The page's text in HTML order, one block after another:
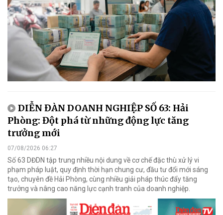
DIỄN ĐÀN DOANH NGHIỆP SỐ 63: Hải
Phòng: Đột phá từ những động lực tăng
trưởng mới
07/08/2026 06:27
Số 63 DĐDN tập trung nhiều nội dung về cơ chế đặc thù xử lý vi
phạm pháp luật, quy định thời hạn chung cư, đầu tư đổi mới sáng
tạo, chuyên đề Hải Phòng, cùng nhiều giải pháp thúc đẩy tăng
trưởng và nâng cao năng lực cạnh tranh của doanh nghiệp.